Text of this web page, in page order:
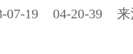
07-19 04-20-39